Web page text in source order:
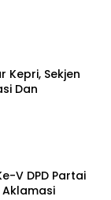
Kepri, Sekjen
Dan
V DPD Partai